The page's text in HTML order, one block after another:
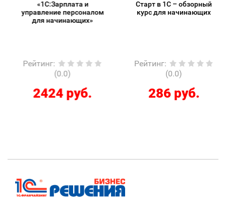
«1С:Зарплата и
управление персоналом
для начинающих»
Рейтинг:
(0.0)
2424 руб.
Старт в 1С – обзорный
курс для начинающих
Рейтинг:
(0.0)
286 руб.